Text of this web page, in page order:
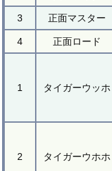
3 正面マスター
4 正面ロード
1 タイガーウッホ
2 タイガーウホホ